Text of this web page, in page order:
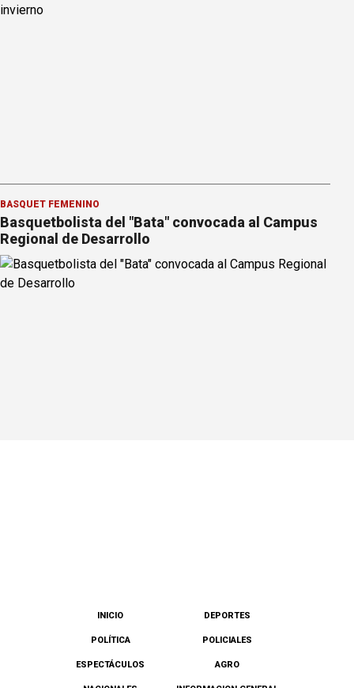
BÁSQUET FEMENINO
Basquetbolista del "Bata" convocada al Campus
Regional de Desarrollo
INICIO DEPORTES
POLÍTICA POLICIALES
ESPECTÁCULOS AGRO